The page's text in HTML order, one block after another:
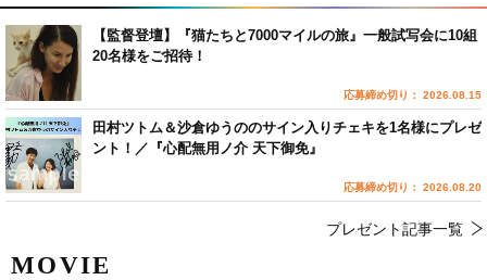
MOVIE
【監督登壇】『猫たちと7000マイルの旅』一般試写会に10組
20名様をご招待！
応募締め切り： 2026.08.15
田村ツトム＆沙倉ゆうののサイン入りチェキを1名様にプレゼ
ント！／『心配無用ノ介 天下御免』
応募締め切り： 2026.08.20
プレゼント記事一覧